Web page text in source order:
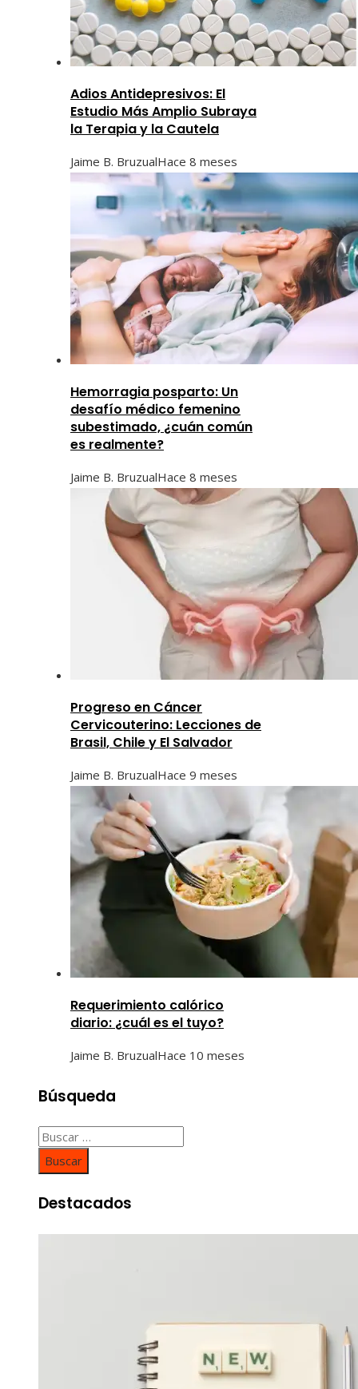
Adios Antidepresivos: El
Estudio Más Amplio Subraya
la Terapia y la Cautela
Jaime B. BruzualHace 8 meses
Hemorragia posparto: Un
desafío médico femenino
subestimado, ¿cuán común
es realmente?
Jaime B. BruzualHace 8 meses
Progreso en Cáncer
Cervicouterino: Lecciones de
Brasil, Chile y El Salvador
Jaime B. BruzualHace 9 meses
Requerimiento calórico
diario: ¿cuál es el tuyo?
Jaime B. BruzualHace 10 meses
Búsqueda
Buscar:
Destacados